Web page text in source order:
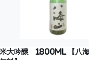
大吟醸 1800ml 【八海